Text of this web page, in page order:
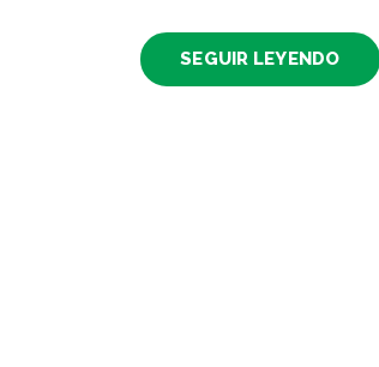
SEGUIR LEYENDO